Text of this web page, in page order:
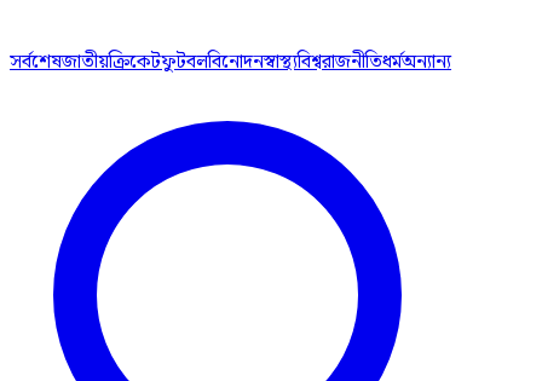
সর্বশেষজাতীয়ক্রিকেটফুটবলবিনোদনস্বাস্থ্যবিশ্বরাজনীতিধর্মঅন্যান্য